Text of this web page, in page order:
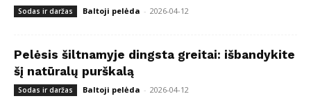
Sodas ir daržas Baltoji pelėda - 2026-04-12
Pelėsis šiltnamyje dingsta greitai: išbandykite
šį natūralų purškalą
Sodas ir daržas Baltoji pelėda - 2026-04-12